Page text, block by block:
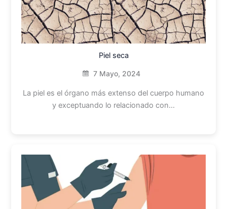
Piel seca
7 Mayo, 2024
La piel es el órgano más extenso del cuerpo humano
y exceptuando lo relacionado con…